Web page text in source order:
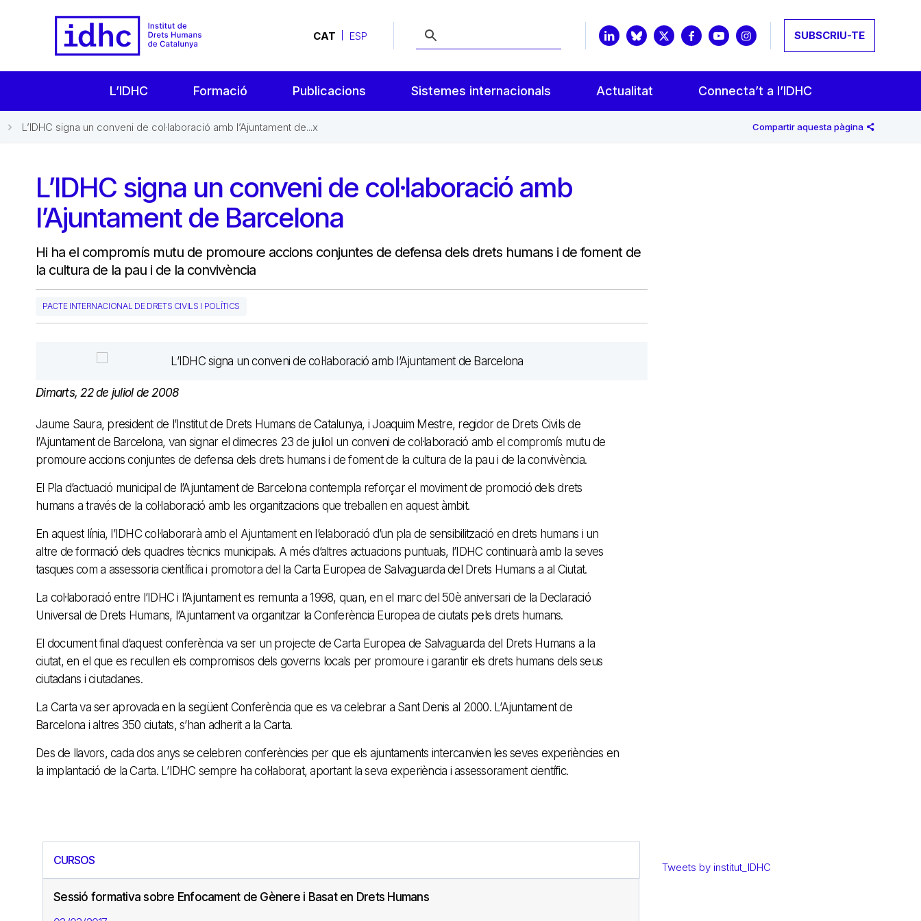
CAT ESP SUBSCRIU-TE
L’IDHC Formació Publicacions Sistemes internacionals Actualitat Connecta’t a l’IDHC
L’IDHC signa un conveni de col·laboració amb l’Ajuntament de...x Compartir aquesta pàgina
L’IDHC signa un conveni de col·laboració amb
l’Ajuntament de Barcelona
Hi ha el compromís mutu de promoure accions conjuntes de defensa dels drets humans i de foment de
la cultura de la pau i de la convivència
PACTE INTERNACIONAL DE DRETS CIVILS I POLÍTICS
Dimarts, 22 de juliol de 2008
Jaume Saura, president de l’Institut de Drets Humans de Catalunya, i Joaquim Mestre, regidor de Drets Civils de
l’Ajuntament de Barcelona, van signar el dimecres 23 de juliol un conveni de col·laboració amb el compromís mutu de
promoure accions conjuntes de defensa dels drets humans i de foment de la cultura de la pau i de la convivència.
El Pla d’actuació municipal de l’Ajuntament de Barcelona contempla reforçar el moviment de promoció dels drets
humans a través de la col·laboració amb les organitzacions que treballen en aquest àmbit.
En aquest línia, l’IDHC col·laborarà amb el Ajuntament en l’elaboració d’un pla de sensibilització en drets humans i un
altre de formació dels quadres tècnics municipals. A més d’altres actuacions puntuals, l’IDHC continuarà amb la seves
tasques com a assessoria científica i promotora del la Carta Europea de Salvaguarda del Drets Humans a al Ciutat.
La col·laboració entre l’IDHC i l’Ajuntament es remunta a 1998, quan, en el marc del 50è aniversari de la Declaració
Universal de Drets Humans, l’Ajuntament va organitzar la Conferència Europea de ciutats pels drets humans.
El document final d’aquest conferència va ser un projecte de Carta Europea de Salvaguarda del Drets Humans a la
ciutat, en el que es recullen els compromisos dels governs locals per promoure i garantir els drets humans dels seus
ciutadans i ciutadanes.
La Carta va ser aprovada en la següent Conferència que es va celebrar a Sant Denis al 2000. L’Ajuntament de
Barcelona i altres 350 ciutats, s’han adherit a la Carta.
Des de llavors, cada dos anys se celebren conferències per que els ajuntaments intercanvien les seves experiències en
la implantació de la Carta. L’IDHC sempre ha col·laborat, aportant la seva experiència i assessorament científic.
CURSOS
Sessió formativa sobre Enfocament de Gènere i Basat en Drets Humans
Tweets by institut_IDHC